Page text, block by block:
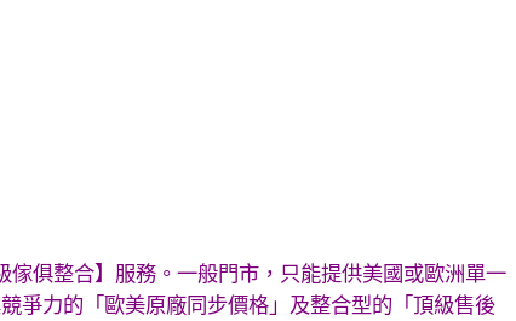
傢俱整合】服務。一般門市，只能提供美國或歐洲單一
爭力的「歐美原廠同步價格」及整合型的「頂級售後